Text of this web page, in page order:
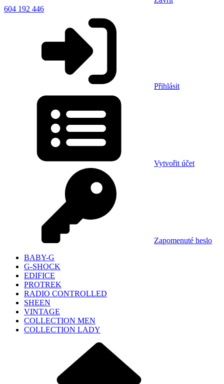
604 192 446
Přihlásit
Vytvořit účet
Zapomenuté heslo
BABY-G
G-SHOCK
EDIFICE
PROTREK
RADIO CONTROLLED
SHEEN
VINTAGE
COLLECTION MEN
COLLECTION LADY